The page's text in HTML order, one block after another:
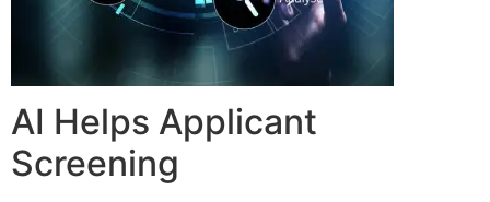
AI Helps Applicant
Screening